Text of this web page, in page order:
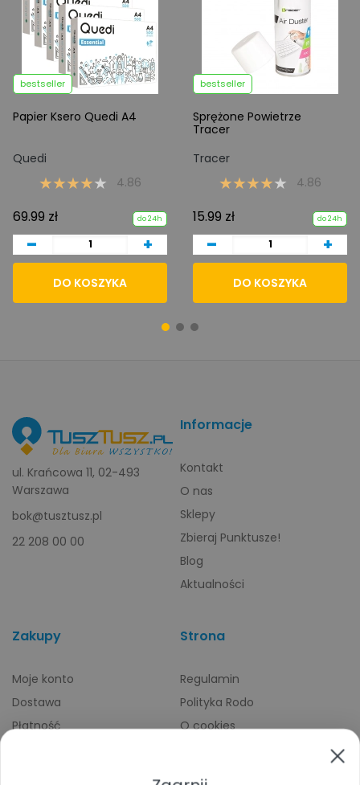
bestseller
Papier Ksero Quedi A4
Quedi
4.86
69.99 zł do 24h
- +
DO KOSZYKA
bestseller
Sprężone Powietrze
Tracer
Tracer
4.86
15.99 zł do 24h
- +
DO KOSZYKA
ul. Krańcowa 11, 02-493
Warszawa
bok@tusztusz.pl
22 208 00 00
Informacje
Kontakt
O nas
Sklepy
Zbieraj Punktusze!
Blog
Aktualności
Zakupy
Moje konto
Dostawa
Płatność
Strona
Regulamin
Polityka Rodo
O cookies